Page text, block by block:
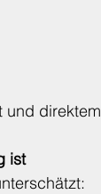
ist